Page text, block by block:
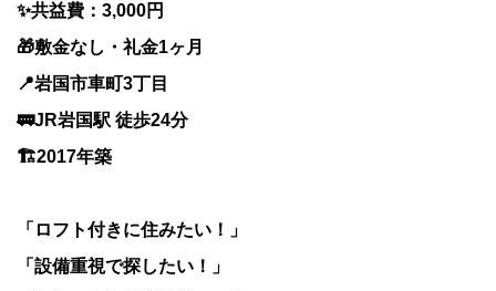
✨共益費：3,000円
🎁敷金なし・礼金1ヶ月
📍岩国市車町3丁目
🚃JR岩国駅 徒歩24分
🏗️2017年築
「ロフト付きに住みたい！」
「設備重視で探したい！」